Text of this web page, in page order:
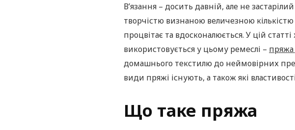
В’язання – досить давній, але не
творчістю визнаною величезною
процвітає та вдосконалюється. У цій
використовується у цьому ремеслі – пряжа
домашнього текстилю до неймовірних
види пряжі існують, а також які
Що таке пряжа